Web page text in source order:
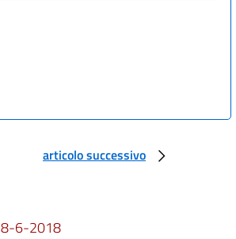
Diritti dell'interessato
articolo successivo
8-6-2018